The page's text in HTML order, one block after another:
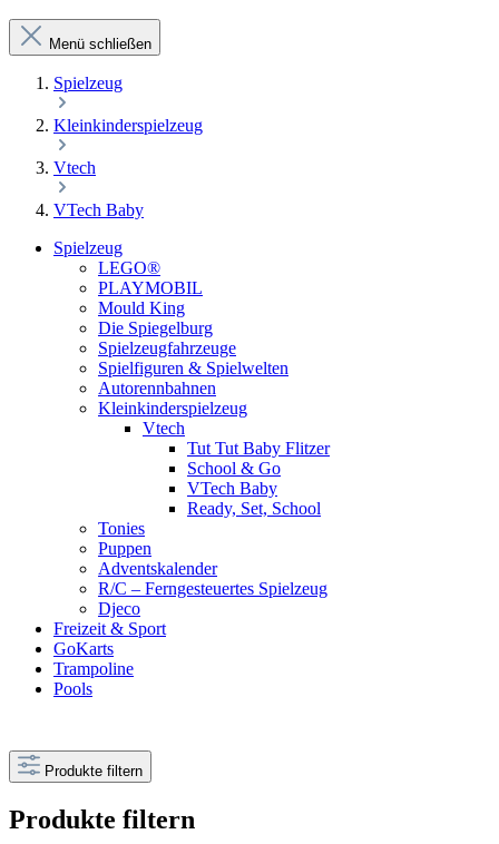
Menü schließen
Spielzeug
Kleinkinderspielzeug
Vtech
VTech Baby
Spielzeug
LEGO®
PLAYMOBIL
Mould King
Die Spiegelburg
Spielzeugfahrzeuge
Spielfiguren & Spielwelten
Autorennbahnen
Kleinkinderspielzeug
Vtech
Tut Tut Baby Flitzer
School & Go
VTech Baby
Ready, Set, School
Tonies
Puppen
Adventskalender
R/C – Ferngesteuertes Spielzeug
Djeco
Freizeit & Sport
GoKarts
Trampoline
Pools
Produkte filtern
Produkte filtern